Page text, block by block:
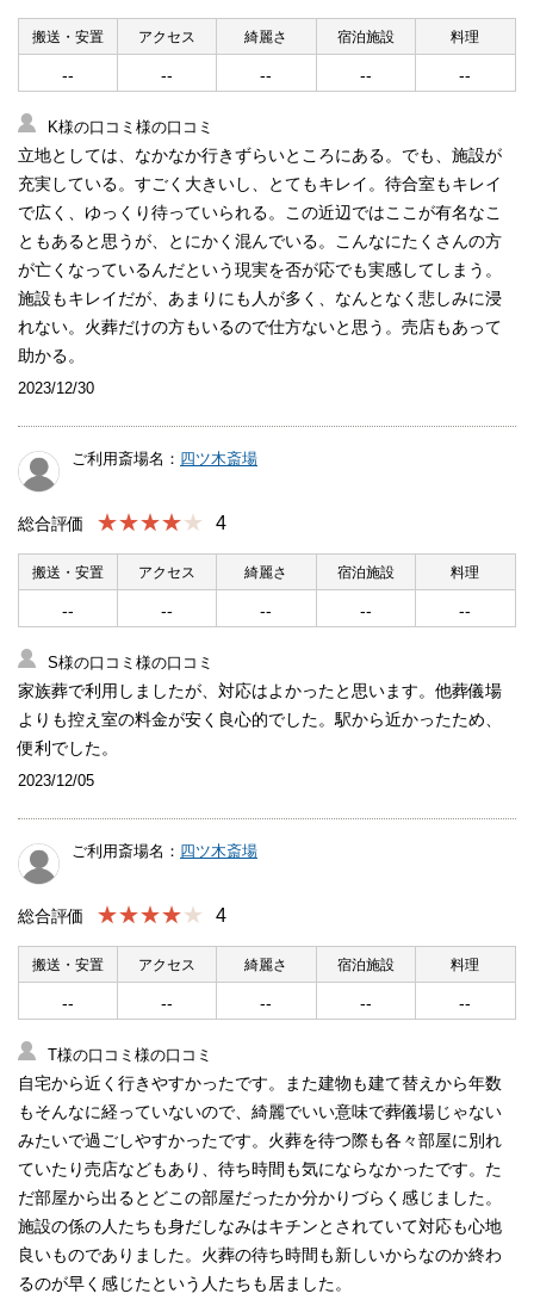
搬送・安置
--
アクセス
--
綺麗さ
--
宿泊施設
--
料理
--
K様の口コミ様の口コミ
立地としては、なかなか行きずらいところにある。でも、施設が
充実している。すごく大きいし、とてもキレイ。待合室もキレイ
で広く、ゆっくり待っていられる。この近辺ではここが有名なこ
ともあると思うが、とにかく混んでいる。こんなにたくさんの方
が亡くなっているんだという現実を否が応でも実感してしまう。
施設もキレイだが、あまりにも人が多く、なんとなく悲しみに浸
れない。火葬だけの方もいるので仕方ないと思う。売店もあって
助かる。
2023/12/30
ご利用斎場名： 四ツ木斎場
総合評価 ★★★★ 4
搬送・安置
--
アクセス
--
綺麗さ
--
宿泊施設
--
料理
--
S様の口コミ様の口コミ
家族葬で利用しましたが、対応はよかったと思います。他葬儀場
よりも控え室の料金が安く良心的でした。駅から近かったため、
便利でした。
2023/12/05
ご利用斎場名： 四ツ木斎場
総合評価 ★★★★ 4
搬送・安置
--
アクセス
--
綺麗さ
--
宿泊施設
--
料理
--
T様の口コミ様の口コミ
自宅から近く行きやすかったです。また建物も建て替えから年数
もそんなに経っていないので、綺麗でいい意味で葬儀場じゃない
みたいで過ごしやすかったです。火葬を待つ際も各々部屋に別れ
ていたり売店などもあり、待ち時間も気にならなかったです。た
だ部屋から出るとどこの部屋だったか分かりづらく感じました。
施設の係の人たちも身だしなみはキチンとされていて対応も心地
良いものでありました。火葬の待ち時間も新しいからなのか終わ
るのが早く感じたという人たちも居ました。